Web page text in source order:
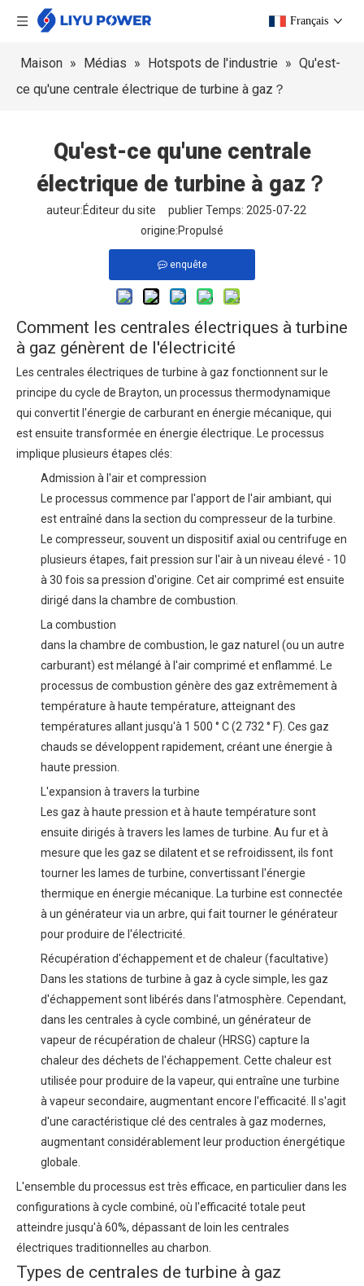
Français
Maison » Médias » Hotspots de l'industrie » Qu'est-
ce qu'une centrale électrique de turbine à gaz？
Qu'est-ce qu'une centrale
électrique de turbine à gaz？
auteur:Éditeur du site publier Temps: 2025-07-22
origine:Propulsé
enquête
Comment les centrales électriques à turbine
à gaz génèrent de l'électricité
Les centrales électriques de turbine à gaz fonctionnent sur le
principe du cycle de Brayton, un processus thermodynamique
qui convertit l'énergie de carburant en énergie mécanique, qui
est ensuite transformée en énergie électrique. Le processus
implique plusieurs étapes clés:
Admission à l'air et compression
Le processus commence par l'apport de l'air ambiant, qui
est entraîné dans la section du compresseur de la turbine.
Le compresseur, souvent un dispositif axial ou centrifuge en
plusieurs étapes, fait pression sur l'air à un niveau élevé - 10
à 30 fois sa pression d'origine. Cet air comprimé est ensuite
dirigé dans la chambre de combustion.
La combustion
dans la chambre de combustion, le gaz naturel (ou un autre
carburant) est mélangé à l'air comprimé et enflammé. Le
processus de combustion génère des gaz extrêmement à
température à haute température, atteignant des
températures allant jusqu'à 1 500 ° C (2 732 ° F). Ces gaz
chauds se développent rapidement, créant une énergie à
haute pression.
L'expansion à travers la turbine
Les gaz à haute pression et à haute température sont
ensuite dirigés à travers les lames de turbine. Au fur et à
mesure que les gaz se dilatent et se refroidissent, ils font
tourner les lames de turbine, convertissant l'énergie
thermique en énergie mécanique. La turbine est connectée
à un générateur via un arbre, qui fait tourner le générateur
pour produire de l'électricité.
Récupération d'échappement et de chaleur (facultative)
Dans les stations de turbine à gaz à cycle simple, les gaz
d'échappement sont libérés dans l'atmosphère. Cependant,
dans les centrales à cycle combiné, un générateur de
vapeur de récupération de chaleur (HRSG) capture la
chaleur des déchets de l'échappement. Cette chaleur est
utilisée pour produire de la vapeur, qui entraîne une turbine
à vapeur secondaire, augmentant encore l'efficacité. Il s'agit
d'une caractéristique clé des centrales à gaz modernes,
augmentant considérablement leur production énergétique
globale.
L'ensemble du processus est très efficace, en particulier dans les
configurations à cycle combiné, où l'efficacité totale peut
atteindre jusqu'à 60%, dépassant de loin les centrales
électriques traditionnelles au charbon.
Types de centrales de turbine à gaz